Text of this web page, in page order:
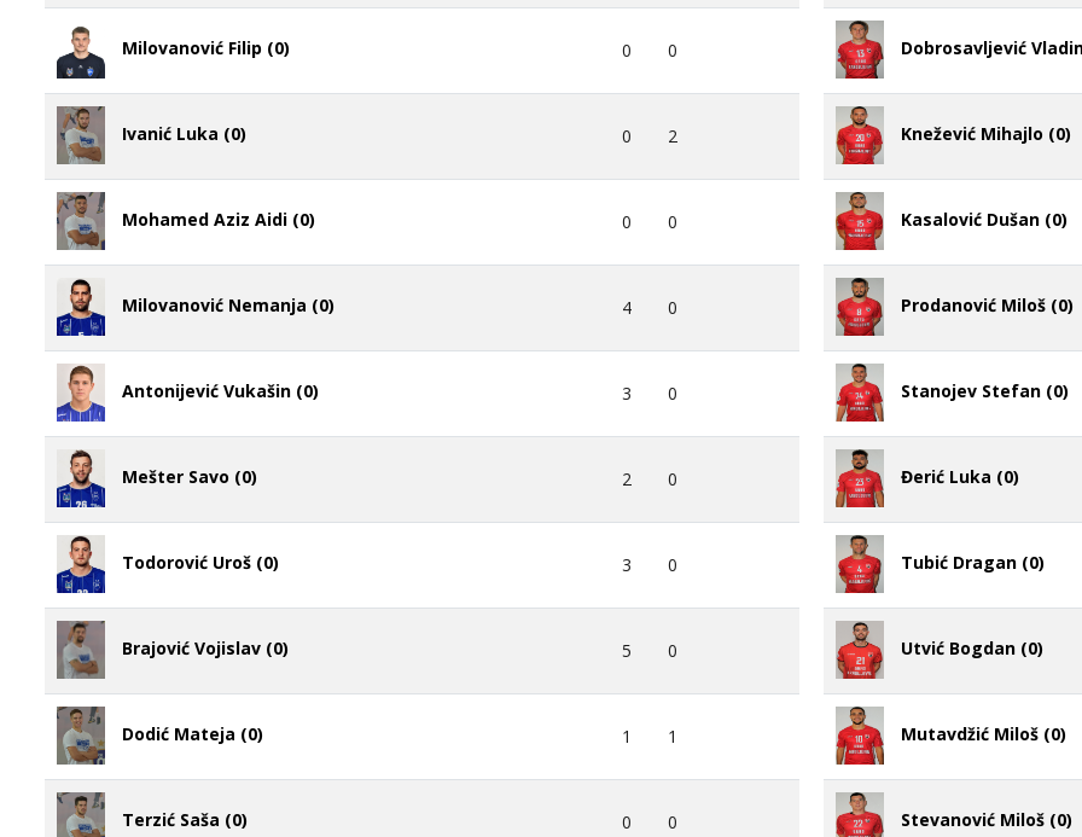
Milovanović Filip (0) 0 0
Ivanić Luka (0) 0 2
Mohamed Aziz Aidi (0) 0 0
Milovanović Nemanja (0) 4 0
Antonijević Vukašin (0) 3 0
Mešter Savo (0) 2 0
Todorović Uroš (0) 3 0
Brajović Vojislav (0) 5 0
Dodić Mateja (0) 1 1
Terzić Saša (0) 0 0
Dobrosavljević
Knežević Mihajlo (0)
Kasalović Dušan (0)
Prodanović Miloš (0)
Stanojev Stefan (0)
Đerić Luka (0)
Tubić Dragan (0)
Utvić Bogdan (0)
Mutavdžić Miloš (0)
Stevanović Miloš (0)